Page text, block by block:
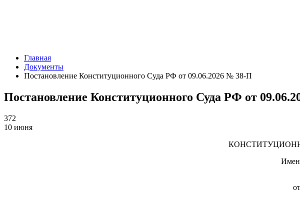
Главная
Документы
Постановление Конституционного Суда РФ от 09.06.2026 № 38-П
Постановление Конституционного Суда РФ от
372
10 июня